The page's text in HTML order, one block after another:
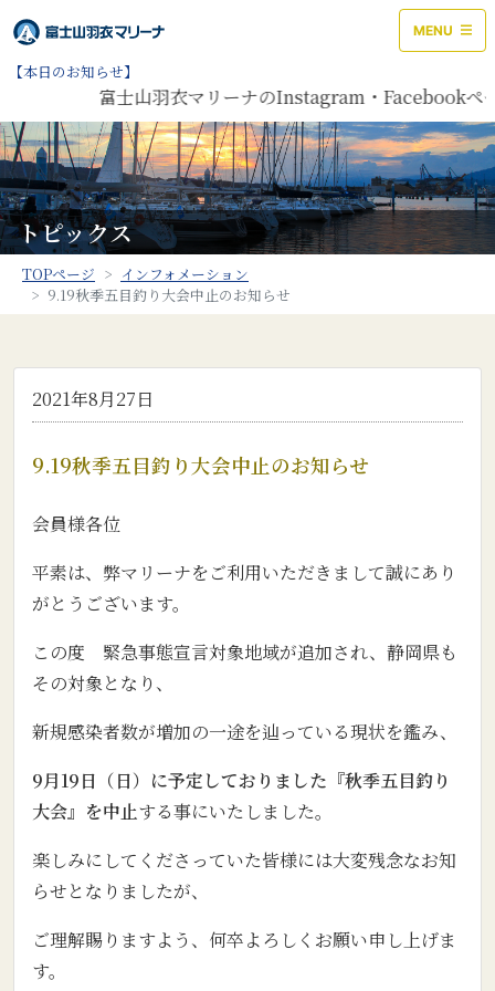
MENU
【本日のお知らせ】
富士山羽衣マリーナのInstagram・Facebookペ
トピックス
TOPページ
インフォメーション
9.19秋季五目釣り大会中止のお知らせ
2021年8月27日
9.19秋季五目釣り大会中止のお知らせ
会員様各位
平素は、弊マリーナをご利用いただきまして誠にあり
がとうございます。
この度 緊急事態宣言対象地域が追加され、静岡県も
その対象となり、
新規感染者数が増加の一途を辿っている現状を鑑み、
9月19日（日）に予定しておりました 『秋季五目釣り
大会』を中止する事にいたしました。
楽しみにしてくださっていた皆様には大変残念なお知
らせとなりましたが、
ご理解賜りますよう、何卒よろしくお願い申し上げま
す。